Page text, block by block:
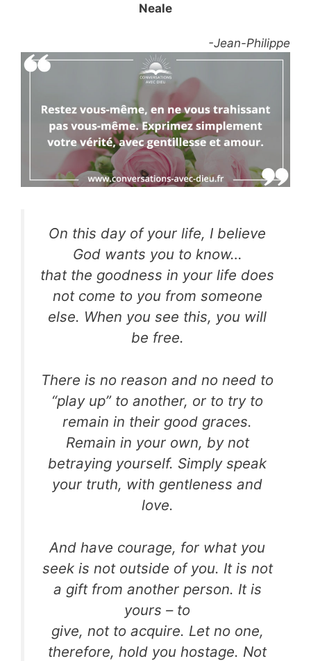
Neale
-Jean-Philippe
On this day of your life, I believe
God wants you to know…
that the goodness in your life does
not come to you from someone
else. When you see this, you will
be free.
There is no reason and no need to
“play up” to another, or to try to
remain in their good graces.
Remain in your own, by not
betraying yourself. Simply speak
your truth, with gentleness and
love.
And have courage, for what you
seek is not outside of you. It is not
a gift from another person. It is
yours – to
give, not to acquire. Let no one,
therefore, hold you hostage. Not